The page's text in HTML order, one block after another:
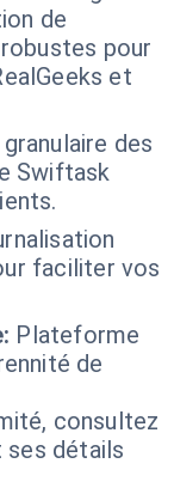
de
pour
et
des
Swiftask
faciliter vos
Plateforme
de
consultez
ses détails